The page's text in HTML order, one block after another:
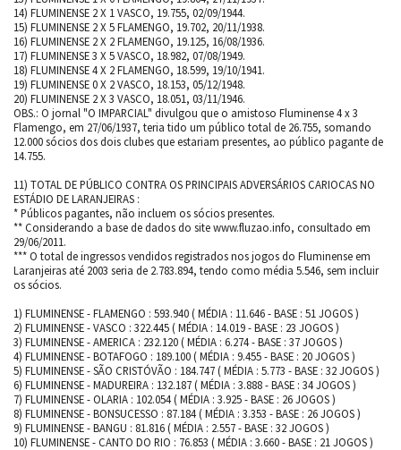
14) FLUMINENSE 2 X 1 VASCO, 19.755, 02/09/1944.
15) FLUMINENSE 2 X 5 FLAMENGO, 19.702, 20/11/1938.
16) FLUMINENSE 2 X 2 FLAMENGO, 19.125, 16/08/1936.
17) FLUMINENSE 3 X 5 VASCO, 18.982, 07/08/1949.
18) FLUMINENSE 4 X 2 FLAMENGO, 18.599, 19/10/1941.
19) FLUMINENSE 0 X 2 VASCO, 18.153, 05/12/1948.
20) FLUMINENSE 2 X 3 VASCO, 18.051, 03/11/1946.
OBS.: O jornal "O IMPARCIAL" divulgou que o amistoso Fluminense 4 x 3
Flamengo, em 27/06/1937, teria tido um público total de 26.755, somando
12.000 sócios dos dois clubes que estariam presentes, ao público pagante de
14.755.
11) TOTAL DE PÚBLICO CONTRA OS PRINCIPAIS ADVERSÁRIOS CARIOCAS NO
ESTÁDIO DE LARANJEIRAS :
* Públicos pagantes, não incluem os sócios presentes.
** Considerando a base de dados do site www.fluzao.info, consultado em
29/06/2011.
*** O total de ingressos vendidos registrados nos jogos do Fluminense em
Laranjeiras até 2003 seria de 2.783.894, tendo como média 5.546, sem incluir
os sócios.
1) FLUMINENSE - FLAMENGO : 593.940 ( MÉDIA : 11.646 - BASE : 51 JOGOS )
2) FLUMINENSE - VASCO : 322.445 ( MÉDIA : 14.019 - BASE : 23 JOGOS )
3) FLUMINENSE - AMERICA : 232.120 ( MÉDIA : 6.274 - BASE : 37 JOGOS )
4) FLUMINENSE - BOTAFOGO : 189.100 ( MÉDIA : 9.455 - BASE : 20 JOGOS )
5) FLUMINENSE - SÃO CRISTÓVÃO : 184.747 ( MÉDIA : 5.773 - BASE : 32 JOGOS )
6) FLUMINENSE - MADUREIRA : 132.187 ( MÉDIA : 3.888 - BASE : 34 JOGOS )
7) FLUMINENSE - OLARIA : 102.054 ( MÉDIA : 3.925 - BASE : 26 JOGOS )
8) FLUMINENSE - BONSUCESSO : 87.184 ( MÉDIA : 3.353 - BASE : 26 JOGOS )
9) FLUMINENSE - BANGU : 81.816 ( MÉDIA : 2.557 - BASE : 32 JOGOS )
10) FLUMINENSE - CANTO DO RIO : 76.853 ( MÉDIA : 3.660 - BASE : 21 JOGOS )